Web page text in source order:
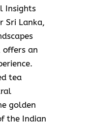
Insights
Sri Lanka,
offers an
tea
golden
the Indian